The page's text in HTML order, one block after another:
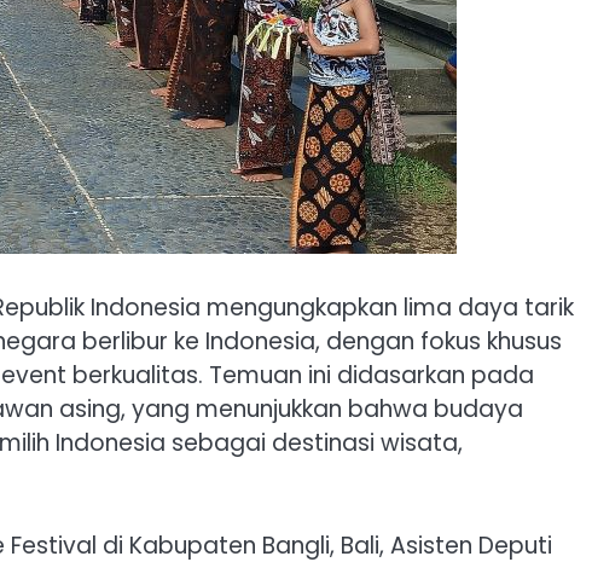
Indonesia mengungkapkan lima daya tarik
berlibur ke Indonesia, dengan fokus khusus
berkualitas. Temuan ini didasarkan pada
asing, yang menunjukkan bahwa budaya
Indonesia sebagai destinasi wisata,
di Kabupaten Bangli, Bali, Asisten Deputi